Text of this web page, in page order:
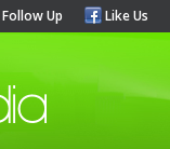
Follow Up Like Us